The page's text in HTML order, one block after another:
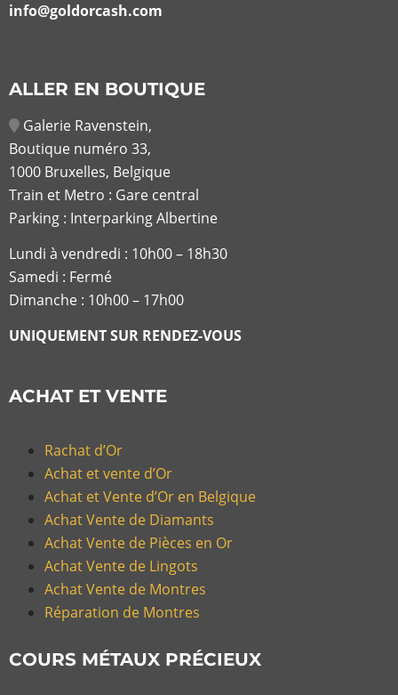
info@goldorcash.com
ALLER EN BOUTIQUE
Galerie Ravenstein,
Boutique numéro 33,
1000 Bruxelles, Belgique
Train et Metro : Gare central
Parking : Interparking Albertine
Lundi à vendredi : 10h00 – 18h30
Samedi : Fermé
Dimanche : 10h00 – 17h00
UNIQUEMENT SUR RENDEZ-VOUS
ACHAT ET VENTE
Rachat d’Or
Achat et vente d’Or
Achat et Vente d’Or en Belgique
Achat Vente de Diamants
Achat Vente de Pièces en Or
Achat Vente de Lingots
Achat Vente de Montres
Réparation de Montres
COURS MÉTAUX PRÉCIEUX